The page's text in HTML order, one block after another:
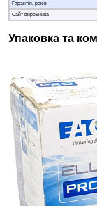
Гарантія, років
Сайт виробника
Упаковка та